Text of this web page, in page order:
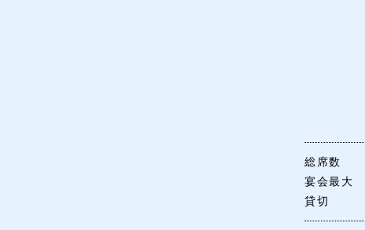
総席数
宴会最大
貸切